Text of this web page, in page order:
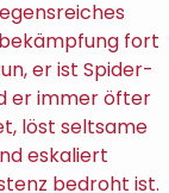
fort
er ist Spider-
er immer öfter
löst seltsame
eskaliert
bedroht ist.